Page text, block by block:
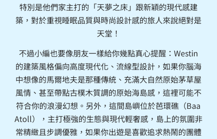
特別是他們家主打的「天夢之床」跟新穎的現代感建
築，對於重視睡眠品質與時尚設計感的旅人來說絕對是
天堂！
不過小編也要像朋友一樣給你幾點真心提醒：Westin
的建築風格偏向高度現代化、流線型設計，如果你腦海
中想像的馬爾地夫是那種傳統、充滿大自然原始茅草屋
風情、甚至帶點古樸木質調的原始海島感，這裡可能不
符合你的浪漫幻想。另外，這間島嶼位於芭環礁（Baa
Atoll），主打極強的生態與現代輕奢感，島上的氛圍非
常精緻且步調優雅，如果你出遊是喜歡追求熱鬧的團體